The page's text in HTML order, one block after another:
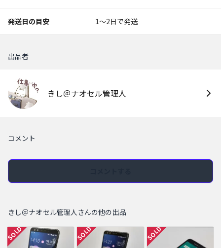
発送日の目安 1〜2日で発送
出品者
きし＠ナオセル管理人
コメント
きし＠ナオセル管理人さんの他の出品
SOLD SOLD SOLD